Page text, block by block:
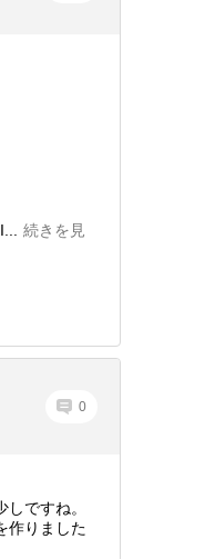
続きを見
0
ですね。
作りました